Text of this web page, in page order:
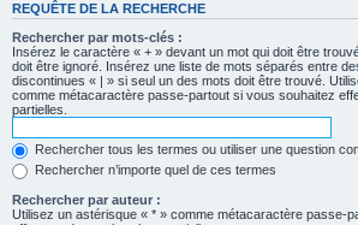
REQUÊTE DE LA RECHERCHE
Rechercher par mots-clés :
Insérez le caractère « + » devant un mot qui doit être
doit être ignoré. Insérez une liste de mots séparés entre
discontinues « | » si seul un des mots doit être trouvé.
comme métacaractère passe-partout si vous souhaitez
partielles.
Rechercher tous les termes ou utiliser une question
Rechercher n’importe quel de ces termes
Rechercher par auteur :
Utilisez un astérisque « * » comme métacaractère passe-